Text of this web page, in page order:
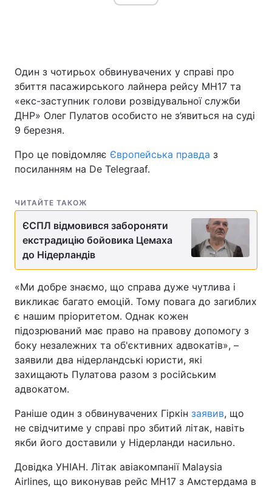
Один з чотирьох обвинувачених у справі про
збиття пасажирського лайнера рейсу МН17 та
«екс-заступник голови розвідувальної служби
ДНР» Олег Пулатов особисто не з’явиться на суді
9 березня.
Про це повідомляє Європейська правда з
посиланням на De Telegraaf.
ЧИТАЙТЕ ТАКОЖ
ЄСПЛ відмовився забороняти
екстрадицію бойовика Цемаха
до Нідерландів
«Ми добре знаємо, що справа дуже чутлива і
викликає багато емоцій. Тому повага до загиблих
є нашим пріоритетом. Однак кожен
підозрюваний має право на правову допомогу з
боку незалежних та об'єктивних адвокатів», –
заявили два нідерландські юристи, які
захищають Пулатова разом з російським
адвокатом.
Раніше один з обвинувачених Гіркін заявив, що
не свідчитиме у справі про збитий літак, навіть
якби його доставили у Нідерланди насильно.
Довідка УНІАН. Літак авіакомпанії Malaysia
Airlines, що виконував рейс MH17 з Амстердама в